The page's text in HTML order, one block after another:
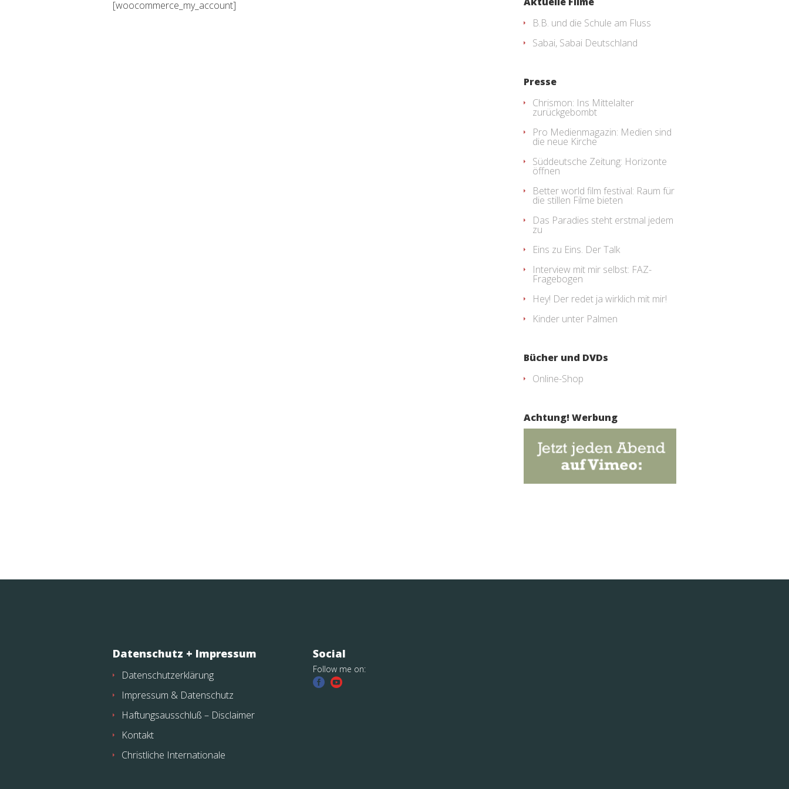
[woocommerce_my_account]
B.B. und die Schule am Fluss
Sabai, Sabai Deutschland
Presse
Chrismon: Ins Mittelalter
zurückgebombt
Pro Medienmagazin: Medien sind
die neue Kirche
Süddeutsche Zeitung: Horizonte
öffnen
Better world film festival: Raum für
die stillen Filme bieten
Das Paradies steht erstmal jedem
zu
Eins zu Eins. Der Talk
Interview mit mir selbst: FAZ-
Fragebogen
Hey! Der redet ja wirklich mit mir!
Kinder unter Palmen
Bücher und DVDs
Online-Shop
Achtung! Werbung
Datenschutz + Impressum
Datenschutzerklärung
Impressum & Datenschutz
Haftungsausschluß – Disclaimer
Kontakt
Christliche Internationale
Social
Follow me on: